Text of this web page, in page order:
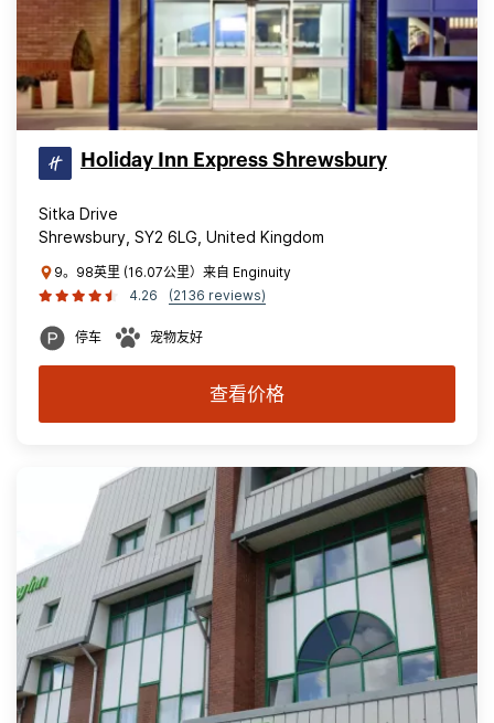
Holiday Inn Express Shrewsbury
Sitka Drive
Shrewsbury, SY2 6LG, United Kingdom
9。98英里 (16.07公里）来自 Enginuity
4.26
(2136 reviews)
停车 宠物友好
查看价格